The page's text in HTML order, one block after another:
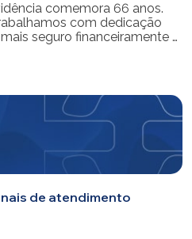
comemora 66 anos.
com dedicação
seguro financeiramente e
recursos dos nossos mais
[…]
de atendimento